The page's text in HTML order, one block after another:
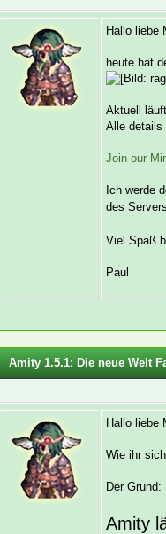
Hallo liebe
heute hat
Aktuell
Alle details
Join our
Ich werde
des
Viel Spaß
Paul
Amity 1.5.1: Die neue Welt
Hallo liebe
Wie ihr
Der Grund:
Amity